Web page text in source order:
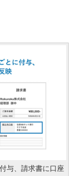
与、請求書に口座